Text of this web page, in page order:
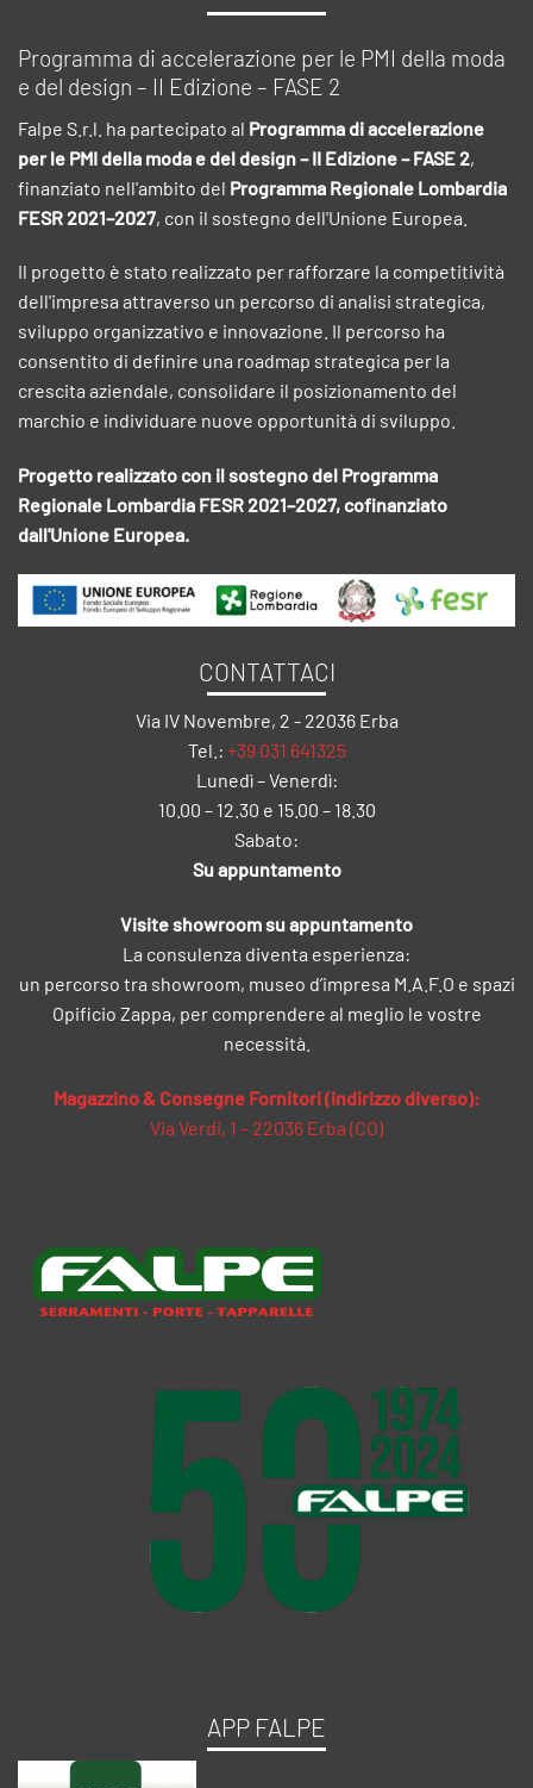
Programma di accelerazione per le PMI della moda
e del design – II Edizione – FASE 2
Falpe S.r.l. ha partecipato al Programma di accelerazione
per le PMI della moda e del design – II Edizione – FASE 2,
finanziato nell'ambito del Programma Regionale Lombardia
FESR 2021–2027, con il sostegno dell'Unione Europea.
Il progetto è stato realizzato per rafforzare la competitività
dell'impresa attraverso un percorso di analisi strategica,
sviluppo organizzativo e innovazione. Il percorso ha
consentito di definire una roadmap strategica per la
crescita aziendale, consolidare il posizionamento del
marchio e individuare nuove opportunità di sviluppo.
Progetto realizzato con il sostegno del Programma
Regionale Lombardia FESR 2021–2027, cofinanziato
dall'Unione Europea.
CONTATTACI
Via IV Novembre, 2 - 22036 Erba
Tel.: +39 031 641325
Lunedì – Venerdì:
10.00 – 12.30 e 15.00 – 18.30
Sabato:
Su appuntamento
Visite showroom su appuntamento
La consulenza diventa esperienza:
un percorso tra showroom, museo d’impresa M.A.F.O e spazi
Opificio Zappa, per comprendere al meglio le vostre
necessità.
Magazzino & Consegne Fornitori (indirizzo diverso):
Via Verdi, 1 – 22036 Erba (CO)
APP FALPE